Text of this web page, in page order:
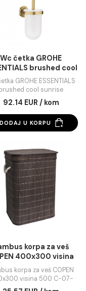
Wc četka GROHE
ESSENTIALS
Wc četka GROHE
brushed cool sunrise
DODAJ U KORPU